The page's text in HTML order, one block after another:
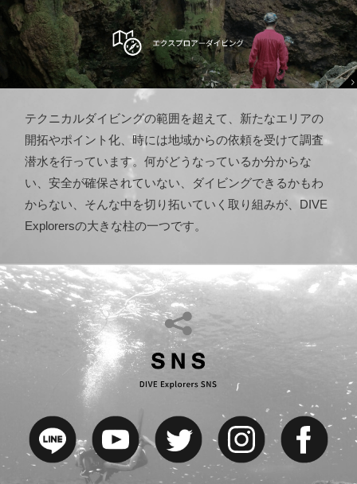
テクニカルダイビングの範囲を超えて、新たなエリアの
開拓やポイント化、時には地域からの依頼を受けて調査
潜水を行っています。何がどうなっているか分からな
い、安全が確保されていない、ダイビングできるかもわ
からない、そんな中を切り拓いていく取り組みが、DIVE
Explorersの大きな柱の一つです。